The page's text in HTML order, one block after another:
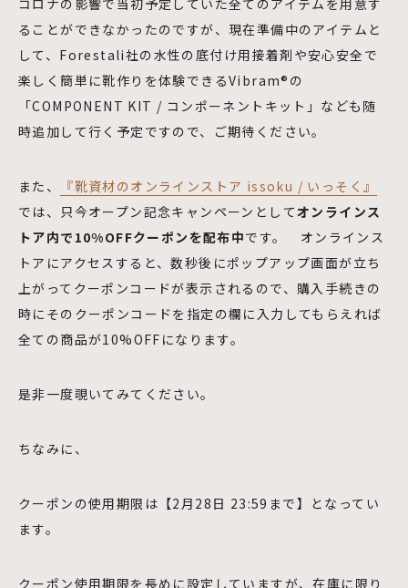
コロナの影響で当初予定していた全てのアイテムを用意す
ることができなかったのですが、現在準備中のアイテムと
して、Forestali社の水性の底付け用接着剤や安心安全で
楽しく簡単に靴作りを体験できるVibram®︎の
「COMPONENT KIT / コンポーネントキット」なども随
時追加して行く予定ですので、ご期待ください。
また、
『靴資材のオンラインストア issoku / いっそく』
では、只今オープン記念キャンペーンとしてオンラインス
トア内で10%OFFクーポンを配布中です。 オンラインス
トアにアクセスすると、数秒後にポップアップ画面が立ち
上がってクーポンコードが表示されるので、購入手続きの
時にそのクーポンコードを指定の欄に入力してもらえれば
全ての商品が10%OFFになります。
是非一度覗いてみてください。
ちなみに、
クーポンの使用期限は【2月28日 23:59まで】となってい
ます。
クーポン使用期限を長めに設定していますが、在庫に限り